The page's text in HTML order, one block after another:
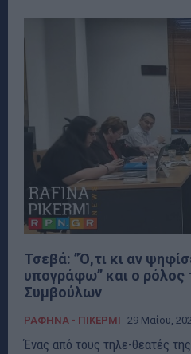
Τσεβά: ”Ό,τι κι αν
υπογράφω” και ο
Συμβούλων
ΡΑΦΗΝΑ - ΠΙΚΕΡΜΙ 29 Μαΐου,
Ένας από τους τηλε-θεατές